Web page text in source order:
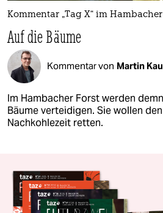
Kommentar „Tag X“ im Hambacher
Auf die Bäume
Kommentar von Martin
Im Hambacher Forst werden
Bäume verteidigen. Sie wollen
Nachkohlezeit retten.